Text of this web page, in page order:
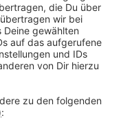
und
zuletzt erstmal
mögliche
Zufahrten